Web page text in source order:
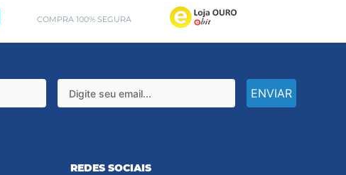
COMPRA 100% SEGURA
ENVIAR
REDES SOCIAIS